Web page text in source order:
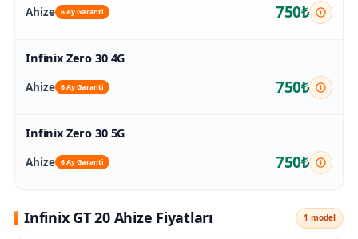
Ahize 6 Ay Garanti 750₺
Infinix Zero 30 4G
Ahize 6 Ay Garanti 750₺
Infinix Zero 30 5G
Ahize 6 Ay Garanti 750₺
Infinix GT 20 Ahize Fiyatları 1 model